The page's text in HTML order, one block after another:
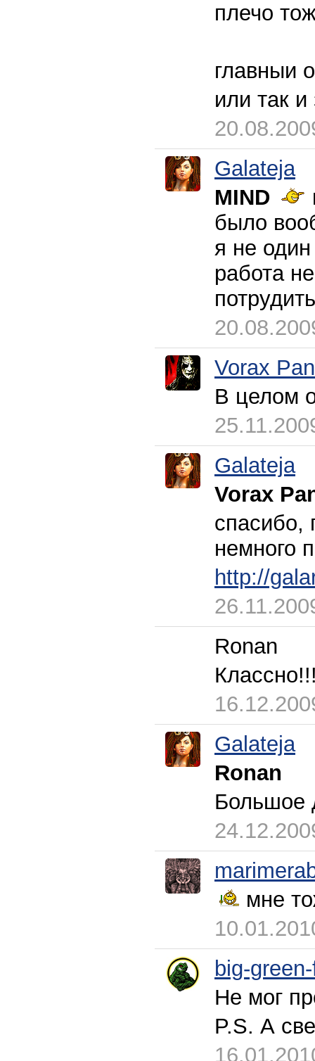
плечо
главныи
или так
Galateja
MIND
было
я не
работа
Vorax
В целом
Galateja
Vorax
спасибо,
немного
http://
Ronan
Galateja
Ronan
Большое
мне
big-
Не мог
P.S. А